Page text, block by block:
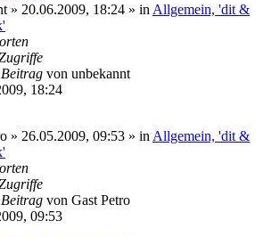
» 20.06.2009, 18:24 » in Allgemein, 'dit &
von unbekannt
18:24
» 26.05.2009, 09:53 » in Allgemein, 'dit &
von Gast Petro
09:53